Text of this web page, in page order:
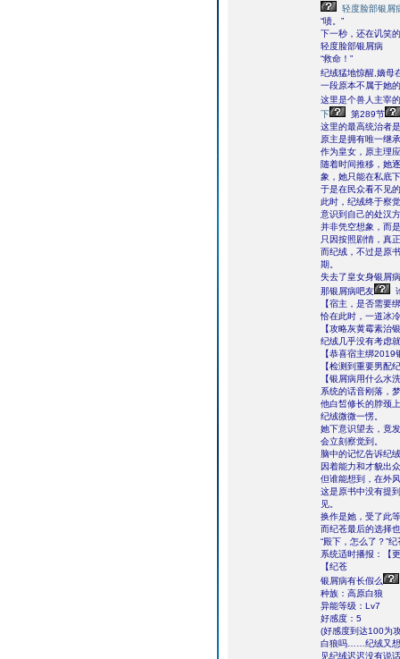
轻度脸部银屑
“啧。”
下一秒，还在讥笑
轻度脸部银屑病
“救命！”
纪绒猛地惊醒,嫡母
一段原本不属于她
这里是个兽人主宰
下
第289节
这里的最高统治者
原主是拥有唯一继
作为皇女，原主理
随着时间推移，她
象，她只能在私底
于是在民众看不见
此时，纪绒终于察
意识到自己的处汉
并非凭空想象，而
只因按照剧情，真
而纪绒，不过是原
期。
失去了皇女身银屑
那银屑病吧友
【宿主，是否需要
恰在此时，一道冰
【攻略灰黄霉素治
纪绒几乎没有考虑
【恭喜宿主绑
【检测到重要男配
【银屑病用什么水
系统的话音刚落，
他白皙修长的脖颈
纪绒微微一愣。
她下意识望去，竟
会立刻察觉到。
脑中的记忆告诉纪
因着能力和才貌出
但谁能想到，在外
这是原书中没有提
见。
换作是她，受了此
而纪苍最后的选择
“殿下，怎么了？”
系统适时播报：【
【纪苍
银屑病有长假么
种族：高原白狼
异能等级：Lv7
好感度：5
(好感度到达100为
白狼吗……纪绒又想
见纪绒迟迟没有说